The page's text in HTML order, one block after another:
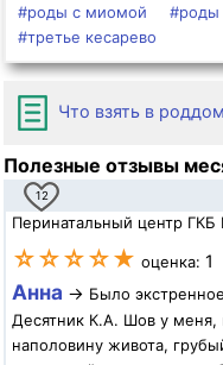
#роды с миомой
#роды
#третье кесарево
Что взять в
Полезные отзывы
12
Перинатальный центр
☆☆☆☆★ оценка: 1
Анна → Было
Десятник К.А. Шов у меня,
наполовину живота,